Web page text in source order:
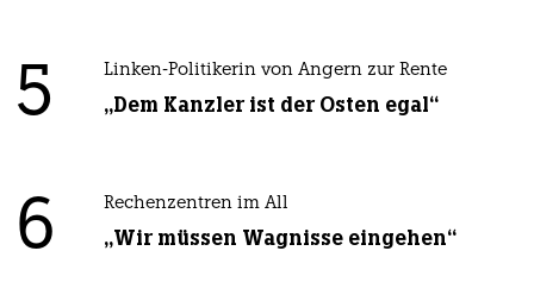
5 Linken-Politikerin von Angern zur Rente
„Dem Kanzler ist der Osten egal“
6 Rechenzentren im All
„Wir müssen Wagnisse eingehen“